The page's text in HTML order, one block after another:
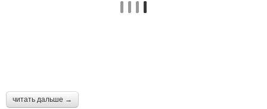
читать дальше →